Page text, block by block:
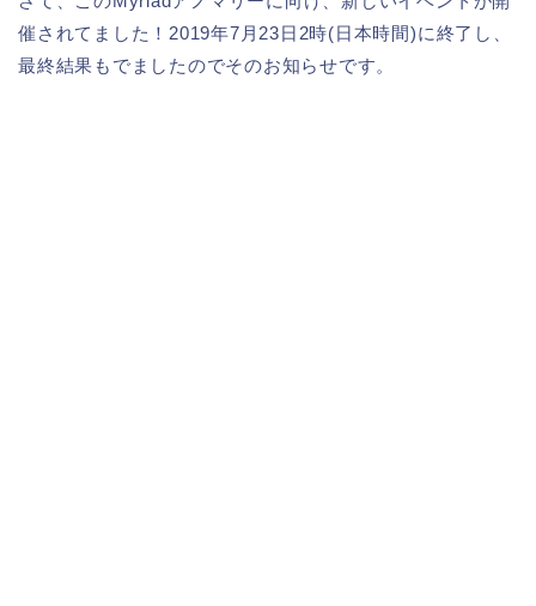
催されてました！2019年7月23日2時(日本時間)に終了し、
最終結果もでましたのでそのお知らせです。